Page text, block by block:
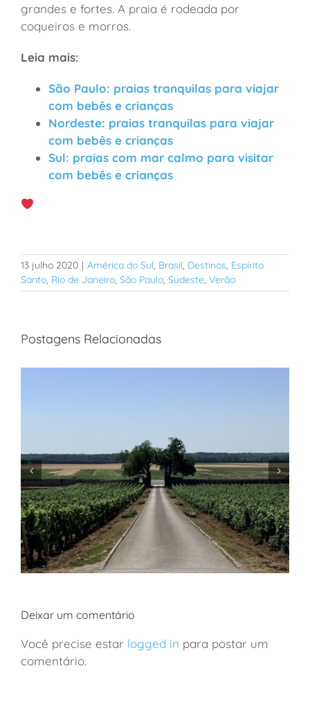
grandes e fortes. A praia é rodeada por
coqueiros e morros.
Leia mais:
São Paulo: praias tranquilas para viajar
com bebês e crianças
Nordeste: praias tranquilas para viajar
com bebês e crianças
Sul: praias com mar calmo para visitar
com bebês e crianças
13 julho 2020 | América do Sul, Brasil, Destinos, Espírito
Santo, Rio de Janeiro, São Paulo, Sudeste, Verão
Postagens Relacionadas
Deixar um comentário
Você precise estar logged in para postar um
comentário.